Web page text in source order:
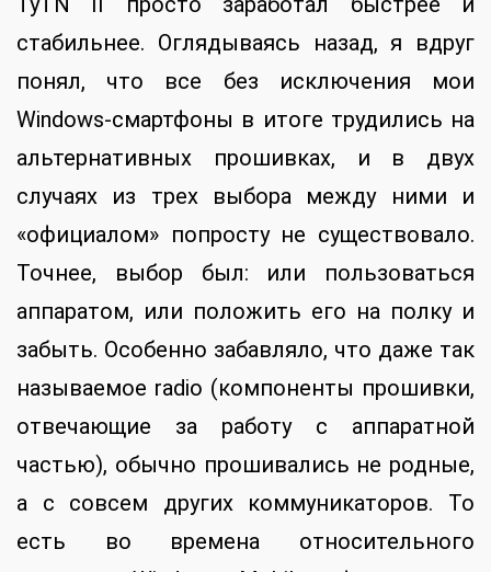
стабильнее. Оглядываясь назад, я вдруг
понял, что все без исключения мои
Windows-смартфоны в итоге трудились на
альтернативных прошивках, и в двух
случаях из трех выбора между ними и
«официалом» попросту не существовало.
Точнее, выбор был: или пользоваться
аппаратом, или положить его на полку и
забыть. Особенно забавляло, что даже так
называемое radio (компоненты прошивки,
отвечающие за работу с аппаратной
частью), обычно прошивались не родные,
а с совсем других коммуникаторов. То
есть во времена относительного